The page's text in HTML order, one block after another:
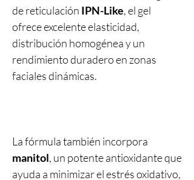
de reticulación IPN-Like, el gel
ofrece excelente elasticidad,
distribución homogénea y un
rendimiento duradero en zonas
faciales dinámicas.
La fórmula también incorpora
manitol, un potente antioxidante que
ayuda a minimizar el estrés oxidativo,